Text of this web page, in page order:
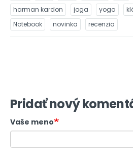
harman kardon
joga yoga
Notebook
novinka recenzia
Pridať nový
Vaše meno